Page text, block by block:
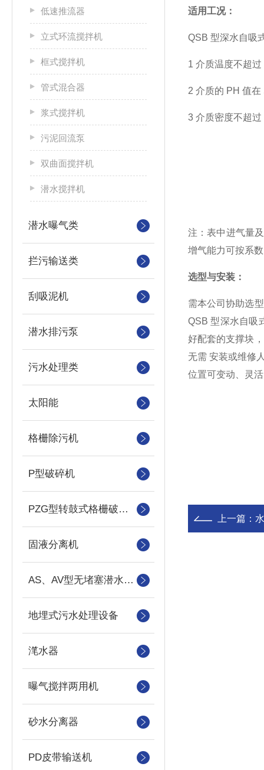
低速推流器
立式环流搅拌机
框式搅拌机
管式混合器
浆式搅拌机
污泥回流泵
双曲面搅拌机
潜水搅拌机
潜水曝气类
拦污输送类
刮吸泥机
潜水排污泵
污水处理类
太阳能
格栅除污机
P型破碎机
PZG型转鼓式格栅破碎机
固液分离机
AS、AV型无堵塞潜水吸砂泵
地埋式污水处理设备
滗水器
曝气搅拌两用机
砂水分离器
PD皮带输送机
适用工况：
QSB 型深水自吸
1 介质温度不超过
2 介质的 PH 值在
3 介质密度不超
注：表中进气量
增气能力可按系
选型与安装：
需本公司协助选
QSB 型深水自吸
好配套的支撑块
无需安装或维修
位置可变动、灵
上一篇：